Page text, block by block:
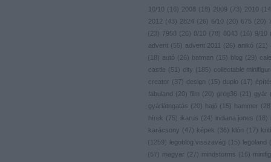
10/10 ( 16 ) 2008 ( 18 ) 2009 ( 73) 2010 (
2012 ( 43) 2824 ( 26 ) 6/10 ( 20) 675 ( 20)
( 23) 7958 ( 26 ) 8/10 ( 78 ) 8043 ( 16 ) 9/10 (
advent ( 55) advent 2011 ( 26 ) anikó ( 21 )
(
18 ) autó ( 26 ) batman ( 15) blog ( 29)
castle ( 51 ) city ( 185) collectable
creator ( 37) design ( 15) duplo ( 17)
fabuland ( 20) film ( 20) greg36 ( 21 ) gyár (
gyárlátogatás ( 20) hajó ( 15) hammer ( 28
hírek ( 75) ikarus ( 24) indiana jones ( 18 )
karácsony ( 47) képek ( 36 ) klón ( 17)
(
1259) legoblog visszavág ( 15) legoland (
( 57) magyar ( 27) mindstorms ( 16 ) minifig